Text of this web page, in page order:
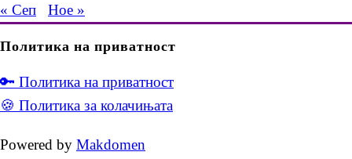
« Сеп
Ное »
Политика на приватност
🔑 Политика на приватност
🍪 Политика за колачињата
Powered by Makdomen